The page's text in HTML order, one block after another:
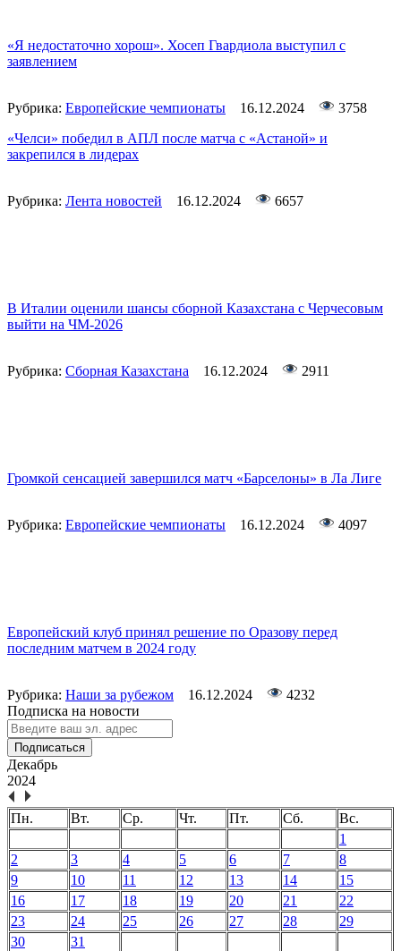
«Я недостаточно хорош». Хосеп Гвардиола выступил с
заявлением
Рубрика: Европейские чемпионаты 16.12.2024
3758
«Челси» победил в АПЛ после матча с «Астаной» и
закрепился в лидерах
Рубрика: Лента новостей 16.12.2024 6657
В Италии оценили шансы сборной Казахстана с Черчесовым
выйти на ЧМ-2026
Рубрика: Сборная Казахстана 16.12.2024 2911
Громкой сенсацией завершился матч «Барселоны» в Ла Лиге
Рубрика: Европейские чемпионаты 16.12.2024 4097
Европейский клуб принял решение по Оразову перед
последним матчем в 2024 году
Рубрика: Наши за рубежом 16.12.2024
4232
Подписка на новости
Подписаться
Декабрь
2024
Пн. Вт. Ср. Чт. Пт. Сб.
Вс.
1
2
3 4 5 6 7
8
9
10 11 12 13 14
15
16
17 18 19 20 21
22
23
24 25 26 27 28
29
30
31